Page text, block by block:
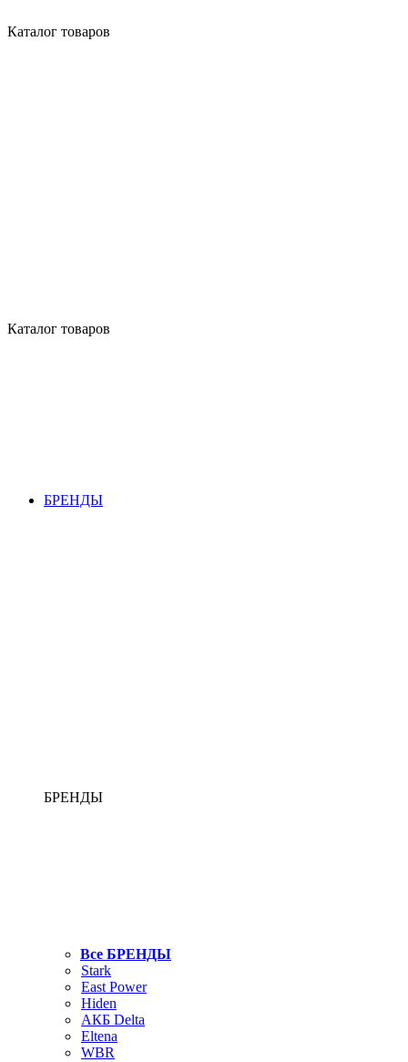
Каталог товаров
Каталог товаров
БРЕНДЫ
БРЕНДЫ
Все БРЕНДЫ
Stark
East Power
Hiden
АКБ Delta
Eltena
WBR